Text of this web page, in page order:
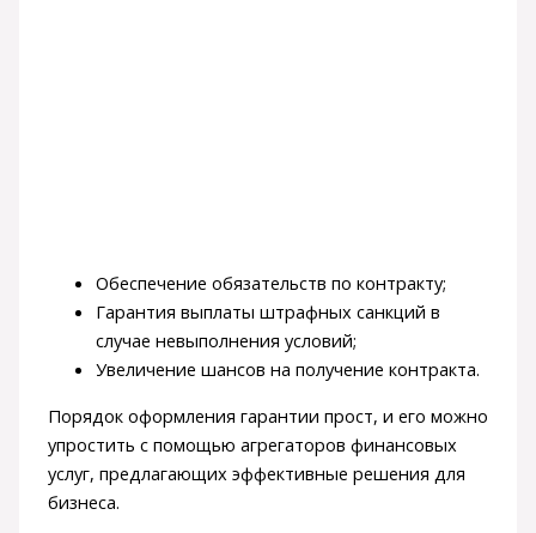
Обеспечение обязательств по контракту;
Гарантия выплаты штрафных санкций в
случае невыполнения условий;
Увеличение шансов на получение контракта.
Порядок оформления гарантии прост, и его можно
упростить с помощью агрегаторов финансовых
услуг, предлагающих эффективные решения для
бизнеса.